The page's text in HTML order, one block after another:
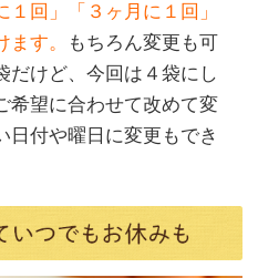
１回」「３ヶ月に１回」
す。
もちろん変更も可
だけど、今回は４袋にし
望に合わせて改めて変
日付や曜日に変更もでき